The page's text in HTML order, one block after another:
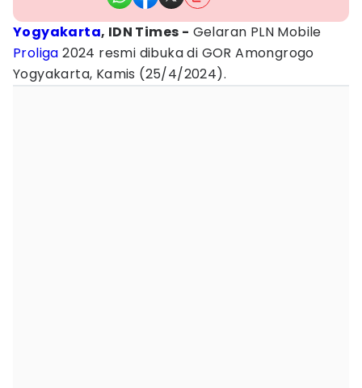
Yogyakarta, IDN Times - Gelaran PLN Mobile
Proliga 2024 resmi dibuka di GOR Amongrogo
Yogyakarta, Kamis (25/4/2024).